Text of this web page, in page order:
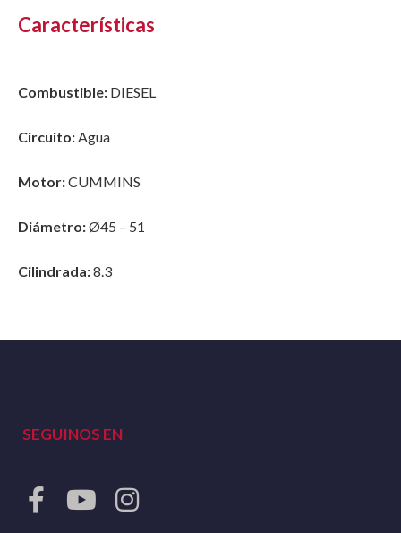
Características
Combustible: DIESEL
Circuito:Agua
Motor:CUMMINS
Diámetro:Ø45 – 51
Cilindrada:8.3
SEGUINOS EN